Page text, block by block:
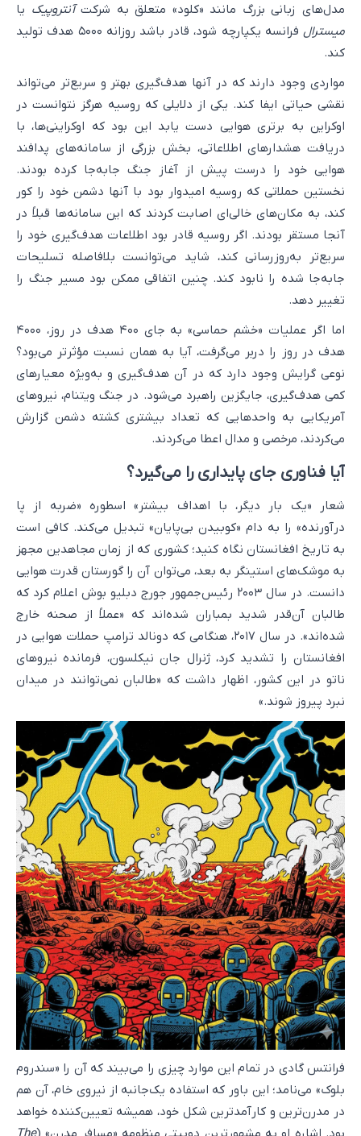
مدل‌های زبانی بزرگ مانند «کلود» متعلق به شرکتآنتروپیک یا
میسترال
فرانسه یکپارچه شود، قادر باشد روزانه ۵۰۰۰ هدف تولید
کند.
مواردی وجود دارند که در آنها هدف‌گیری بهتر و سریع‌تر می‌تواند
نقشی حیاتی ایفا کند. یکی از دلایلی که روسیه هرگز نتوانست در
اوکراین به برتری هوایی دست یابد این بود که اوکراینی‌ها، با
دریافت هشدارهای اطلاعاتی، بخش بزرگی از سامانه‌های پدافند
هوایی خود را درست پیش از آغاز جنگ جابه‌جا کرده بودند.
نخستین حملاتی که روسیه امیدوار بود با آنها دشمن خود را کور
کند، به مکان‌های خالی‌ای اصابت کردند که این سامانه‌ها قبلاً در
آنجا مستقر بودند. اگر روسیه قادر بود اطلاعات هدف‌گیری خود را
سریع‌تر به‌روزرسانی کند، شاید می‌توانست بلافاصله تسلیحات
جابه‌جا شده را نابود کند. چنین اتفاقی ممکن بود مسیر جنگ را
تغییر دهد.
اما اگر عملیات «خشم حماسی» به جای ۴۰۰ هدف در روز، ۴۰۰۰
هدف در روز را دربر می‌گرفت، آیا به همان نسبت مؤثرتر می‌بود؟
نوعی گرایش وجود دارد که در آن هدف‌گیری و به‌ویژه معیارهای
کمی هدف‌گیری، جایگزین راهبرد می‌شود. در جنگ ویتنام، نیروهای
آمریکایی به واحدهایی که تعداد بیشتری کشته دشمن گزارش
می‌کردند، مرخصی و مدال اعطا می‌کردند.
آیا فناوری جای پایداری را می‌گیرد؟
شعار «یک بار دیگر، با اهداف بیشتر» اسطوره «ضربه از پا
درآورنده» را به دام «کوبیدن بی‌پایان» تبدیل می‌کند. کافی است
به تاریخ افغانستان نگاه کنید؛ کشوری که از زمان مجاهدین مجهز
به موشک‌های استینگر به بعد، می‌توان آن را گورستان قدرت هوایی
دانست. در سال ۲۰۰۳ رئیس‌جمهور جورج دبلیو بوش اعلام کرد که
طالبان آن‌قدر شدید بمباران شده‌اند که «عملاً از صحنه خارج
شده‌اند». در سال ۲۰۱۷، هنگامی که دونالد ترامپ حملات هوایی در
افغانستان را تشدید کرد، ژنرال جان نیکلسون، فرمانده نیروهای
ناتو در این کشور، اظهار داشت که «طالبان نمی‌توانند در میدان
نبرد پیروز شوند.»
فرانتس گادی در تمام این موارد چیزی را می‌بیند که آن را «سندروم
بلوک» می‌نامد؛ این باور که استفاده یک‌جانبه از نیروی خام، آن هم
در مدرن‌ترین و کارآمدترین شکل خود، همیشه تعیین‌کننده خواهد